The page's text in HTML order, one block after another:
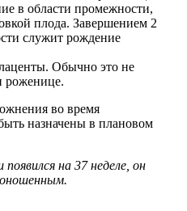
в области промежности,
плода. Завершением 2
служит рождение
Обычно это не
роженице.
во время
назначены в плановом
на 37 неделе, он